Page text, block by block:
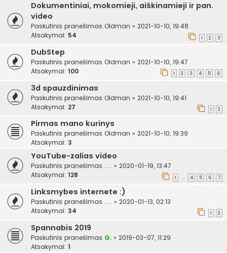
Dokumentiniai, mokomieji, aiškinamieji ir pan.
video
Paskutinis pranešimas Oldman « 2021-10-10, 19:48
Atsakymai: 54 1 2 3
DubStep
Paskutinis pranešimas Oldman « 2021-10-10, 19:47
Atsakymai: 100 1 2 3 4 5 6
3d spauzdinimas
Paskutinis pranešimas Oldman « 2021-10-10, 19:41
Atsakymai: 27 1 2
Pirmas mano kurinys
Paskutinis pranešimas Oldman « 2021-10-10, 19:39
Atsakymai: 3
YouTube-zalias video
Paskutinis pranešimas ..... « 2020-01-19, 13:47
Atsakymai: 128 1 … 4 5 6 7
Linksmybes internete :)
Paskutinis pranešimas ..... « 2020-01-13, 02:13
Atsakymai: 34 1 2
Spannabis 2019
Paskutinis pranešimas G. « 2019-03-07, 11:29
Atsakymai: 1